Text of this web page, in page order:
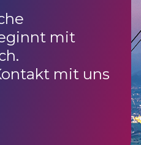
mit
mit uns